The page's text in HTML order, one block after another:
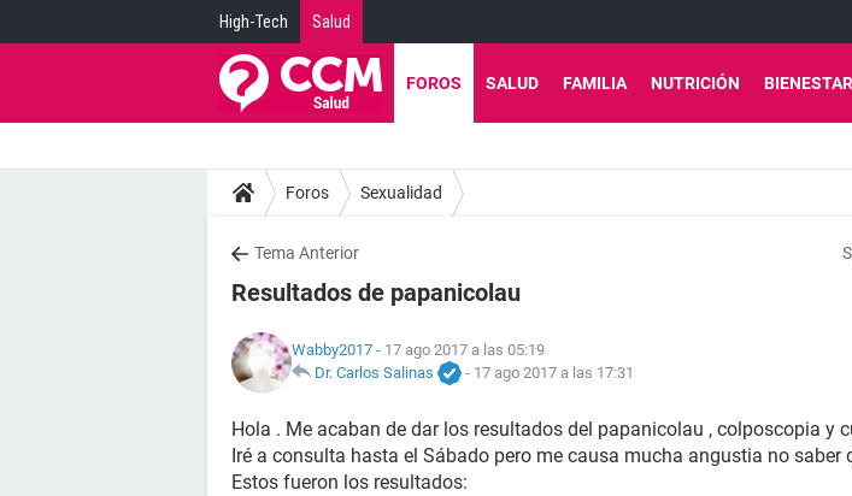
High-Tech Salud
FOROS SALUD FAMILIA NUTRICIÓN BIENESTAR
Foros Sexualidad
Tema Anterior
Resultados de papanicolau
Wabby2017 - 17 ago 2017 a las 05:19
Dr. Carlos Salinas
- 17 ago 2017 a las 17:31
Hola . Me acaban de dar los resultados del papanicolau , colposcopia y
Iré a consulta hasta el Sábado pero me causa mucha angustia no saber
Estos fueron los resultados: